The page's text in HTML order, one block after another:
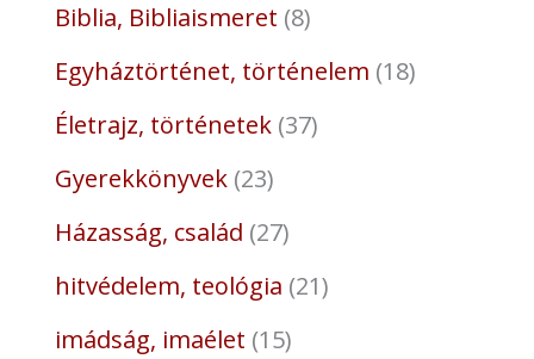
Biblia, Bibliaismeret 8
Egyháztörténet, történelem 18
Életrajz, történetek 37
Gyerekkönyvek 23
Házasság, család 27
hitvédelem, teológia 21
imádság, imaélet 15